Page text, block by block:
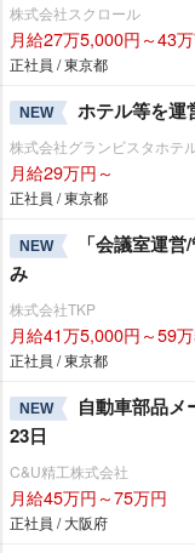
株式会社スクロール
月給27万5,000円～43
正社員 / 東京都
NEW ホテル等を運
株式会社グランビスタホテ
月給29万円～
正社員 / 東京都
NEW
「会議室運
み
株式会社TKP
月給41万5,000円～59
正社員 / 東京都
NEW
自動車部品メ
23日
C&U精工株式会社
月給45万円～75万円
正社員 / 大阪府